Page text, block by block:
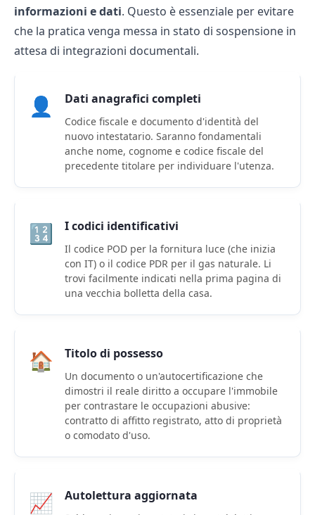
informazioni e dati. Questo è essenziale per evitare
che la pratica venga messa in stato di sospensione in
attesa di integrazioni documentali.
👤 Dati anagrafici completi
Codice fiscale e documento d'identità del
nuovo intestatario. Saranno fondamentali
anche nome, cognome e codice fiscale del
precedente titolare per individuare l'utenza.
🔢 I codici identificativi
Il codice POD per la fornitura luce (che inizia
con IT) o il codice PDR per il gas naturale. Li
trovi facilmente indicati nella prima pagina di
una vecchia bolletta della casa.
🏠 Titolo di possesso
Un documento o un'autocertificazione che
dimostri il reale diritto a occupare l'immobile
per contrastare le occupazioni abusive:
contratto di affitto registrato, atto di proprietà
o comodato d'uso.
📈 Autolettura aggiornata